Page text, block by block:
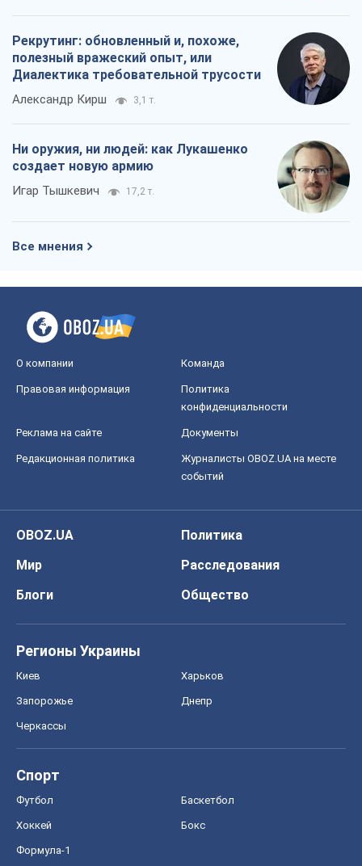
Рекрутинг: обновленный и, похоже,
полезный вражеский опыт, или
Диалектика требовательной трусости
Александр Кирш 3,1 т.
Ни оружия, ни людей: как Лукашенко
создает новую армию
Игар Тышкевич 17,2 т.
Все мнения
О компании Команда
Правовая информация
Политика
конфиденциальности
Реклама на сайте Документы
Редакционная политика
Журналисты OBOZ.UA на месте
событий
OBOZ.UA
Политика
Мир
Расследования
Блоги
Общество
Регионы Украины
Киев Харьков
Запорожье Днепр
Черкассы
Спорт
Футбол Баскетбол
Хоккей Бокс
Формула-1